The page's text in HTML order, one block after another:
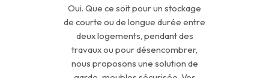
Oui. Que ce soit pour un stockage
de courte ou de longue durée entre
deux logements, pendant des
travaux ou pour désencombrer,
nous proposons une solution de
Déménagements Picard. Comment puis-je
vous aider ?
Demander un devis Nos services
Nous contacter Horaires d'ouverture